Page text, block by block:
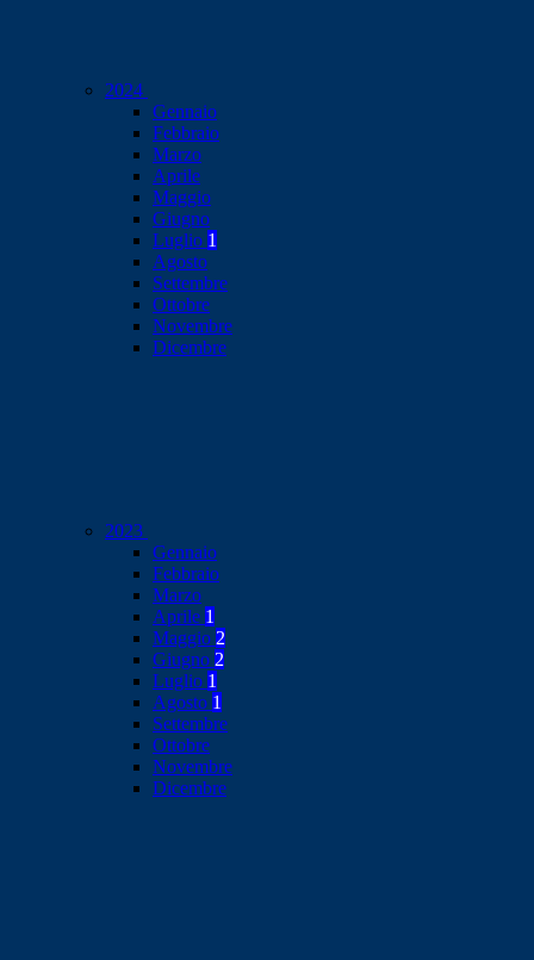
2024
Gennaio
Febbraio
Marzo
Aprile
Maggio
Giugno
Luglio 1
Agosto
Settembre
Ottobre
Novembre
Dicembre
2023
Gennaio
Febbraio
Marzo
Aprile 1
Maggio 2
Giugno 2
Luglio 1
Agosto 1
Settembre
Ottobre
Novembre
Dicembre